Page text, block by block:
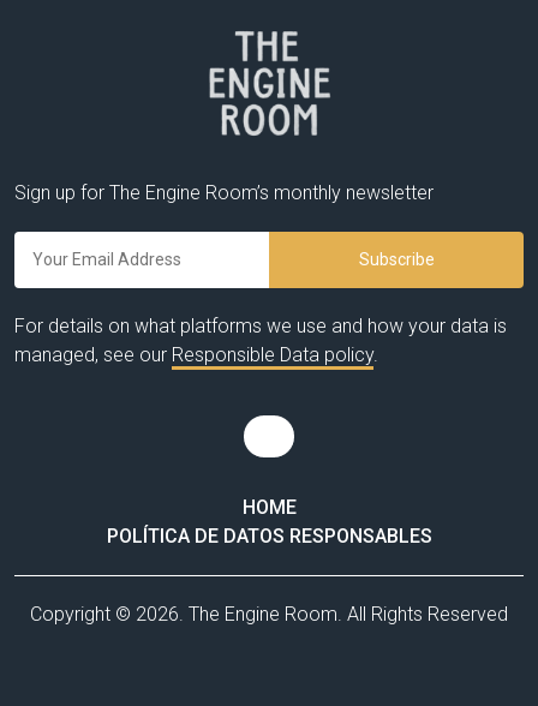
Sign up for The Engine Room’s monthly newsletter
For details on what platforms we use and how your data is
managed, see our Responsible Data policy.
HOME
POLÍTICA DE DATOS RESPONSABLES
Copyright © 2026. The Engine Room. All Rights Reserved